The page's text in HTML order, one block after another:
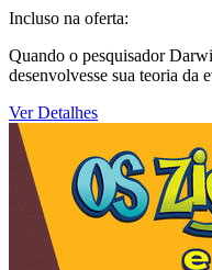
Incluso na oferta:
Quando o pesquisador
desenvolvesse sua teoria da
Ver Detalhes